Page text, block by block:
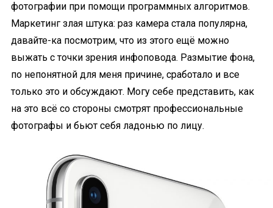
фотографии при помощи программных алгоритмов.
Маркетинг злая штука: раз камера стала популярна,
давайте-ка посмотрим, что из этого ещё можно
выжать с точки зрения инфоповода. Размытие фона,
по непонятной для меня причине, сработало и все
только это и обсуждают. Могу себе представить, как
на это всё со стороны смотрят профессиональные
фотографы и бьют себя ладонью по лицу.